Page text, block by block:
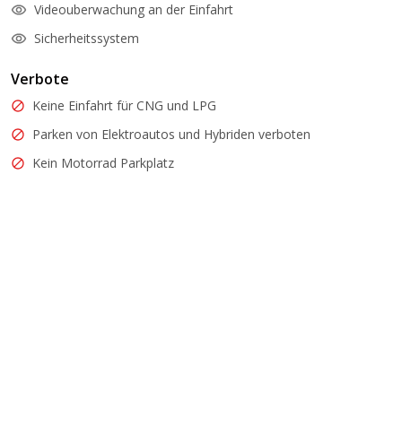
Videouberwachung an der Einfahrt
Sicherheitssystem
Verbote
Keine Einfahrt für CNG und LPG
Parken von Elektroautos und Hybriden verboten
Kein Motorrad Parkplatz